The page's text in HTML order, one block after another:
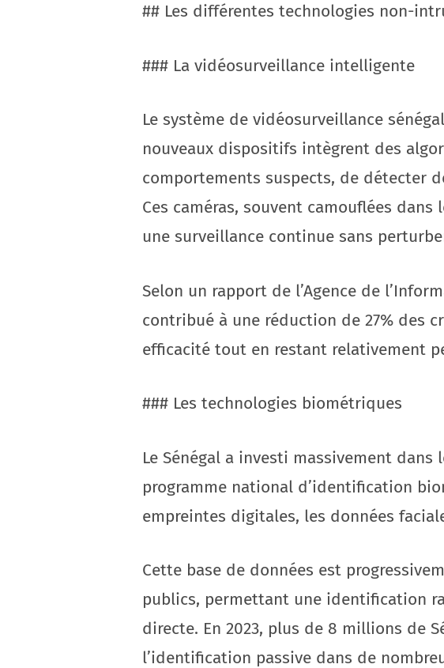
## Les différentes technologies non-
### La vidéosurveillance intelligente
Le système de vidéosurveillance
nouveaux dispositifs intègrent des
comportements suspects, de détecter
Ces caméras, souvent camouflées
une surveillance continue sans
Selon un rapport de l’Agence de
contribué à une réduction de 27% des
efficacité tout en restant relativement
### Les technologies biométriques
Le Sénégal a investi massivement
programme national d’identification
empreintes digitales, les données
Cette base de données est
publics, permettant une identification
directe. En 2023, plus de 8 millions de
l’identification passive dans de